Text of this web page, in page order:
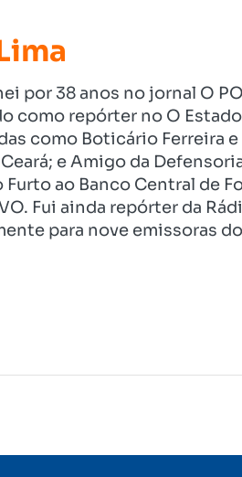
por 38 anos no jornal O
como repórter no O
como Boticário Ferreira
e Amigo da
ao Banco Central de
Fui ainda repórter da
para nove emissoras